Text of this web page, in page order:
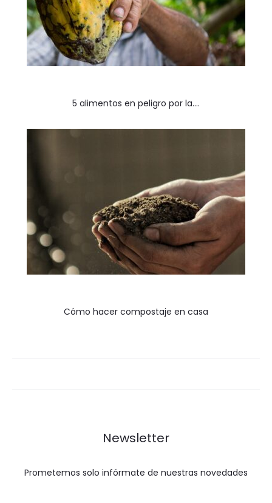
5 alimentos en peligro por la….
Cómo hacer compostaje en casa
Newsletter
Prometemos solo infórmate de nuestras novedades